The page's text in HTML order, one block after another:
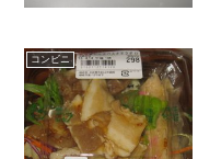
コンビニ